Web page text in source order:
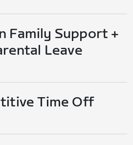
Family Support +
Leave
Time Off